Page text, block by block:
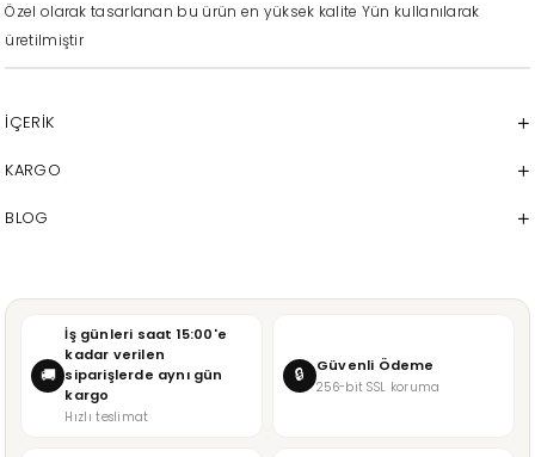
Özel olarak tasarlanan bu ürün en yüksek kalite Yün kullanılarak
üretilmiştir
İÇERİK
KARGO
BLOG
🚚
İş günleri saat 15:00'e
kadar verilen
siparişlerde aynı gün
kargo
Hızlı teslimat
🔒 Güvenli Ödeme
256-bit SSL koruma